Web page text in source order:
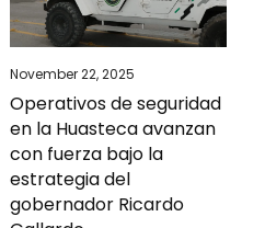
November 22, 2025
Operativos de seguridad
en la Huasteca avanzan
con fuerza bajo la
estrategia del
gobernador Ricardo